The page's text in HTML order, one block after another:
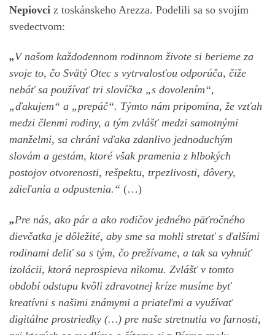
Nepiovci z toskánskeho Arezza. Podelili sa so svojím
svedectvom:
„V našom každodennom rodinnom živote si berieme za
svoje to, čo Svätý Otec s vytrvalosťou odporúča, čiže
nebáť sa používať tri slovíčka „s dovolením“,
„ďakujem“ a „prepáč“. Týmto nám pripomína, že vzťah
medzi členmi rodiny, a tým zvlášť medzi samotnými
manželmi, sa chráni vďaka zdanlivo jednoduchým
slovám a gestám, ktoré však pramenia z hlbokých
postojov otvorenosti, rešpektu, trpezlivosti, dôvery,
zdieľania a odpustenia.“ (…)
„Pre nás, ako pár a ako rodičov jedného päťročného
dievčatka je dôležité, aby sme sa mohli stretať s ďalšími
rodinami deliť sa s tým, čo prežívame, a tak sa vyhnúť
izolácii, ktorá neprospieva nikomu. Zvlášť v tomto
období odstupu kvôli zdravotnej kríze musíme byť
kreatívni s našimi známymi a priateľmi a využívať
digitálne prostriedky (…) pre naše stretnutia vo farnosti,